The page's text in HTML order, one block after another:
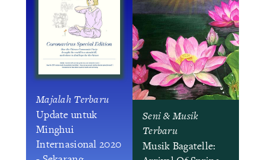
Majalah Terbaru
Update untuk
Minghui
Internasional 2020
Seni & Musik
Terbaru
Musik Bagatelle: